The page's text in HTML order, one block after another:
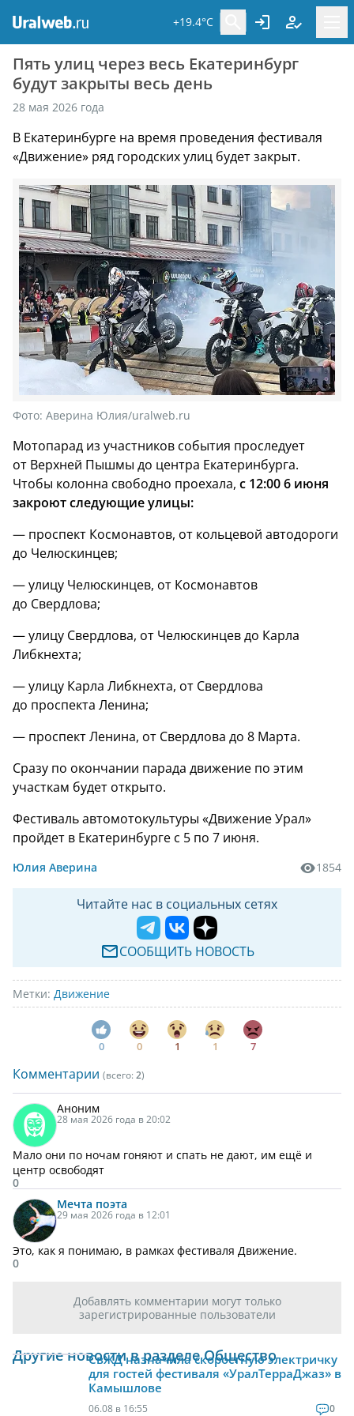
+19.4°C
Пять улиц через весь Екатеринбург
будут закрыты весь день
28 мая 2026 года
В Екатеринбурге на время проведения фестиваля
«Движение» ряд городских улиц будет закрыт.
Фото: Аверина Юлия/uralweb.ru
Мотопарад из участников события проследует
от Верхней Пышмы до центра Екатеринбурга.
Чтобы колонна свободно проехала, с 12:00 6 июня
закроют следующие улицы:
— проспект Космонавтов, от кольцевой автодороги
до Челюскинцев;
— улицу Челюскинцев, от Космонавтов
до Свердлова;
— улицу Свердлова, от Челюскинцев до Карла
Либкнехта;
— улицу Карла Либкнехта, от Свердлова
до проспекта Ленина;
— проспект Ленина, от Свердлова до 8 Марта.
Сразу по окончании парада движение по этим
участкам будет открыто.
Фестиваль автомотокультуры «Движение Урал»
пройдет в Екатеринбурге с 5 по 7 июня.
Юлия Аверина 1854
Читайте нас в социальных сетях
СООБЩИТЬ НОВОСТЬ
Метки: Движение
0 0 1 1 7
Комментарии (всего: 2)
Аноним
28 мая 2026 года в 20:02
Мало они по ночам гоняют и спать не дают, им ещё и
центр освободят
0
Мечта поэта
29 мая 2026 года в 12:01
Это, как я понимаю, в рамках фестиваля Движение.
0
Добавлять комментарии могут только
зарегистрированные пользователи
Другие новости в разделе Общество
СвЖД назначила скоростную электричку
для гостей фестиваля «УралТерраДжаз» в
Камышлове
06.08 в 16:55 0